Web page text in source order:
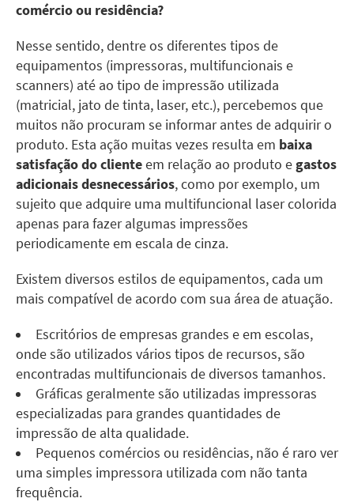
comércio ou residência?
Nesse sentido, dentre os diferentes tipos de
equipamentos (impressoras, multifuncionais e
scanners) até ao tipo de impressão utilizada
(matricial, jato de tinta, laser, etc.), percebemos que
muitos não procuram se informar antes de adquirir o
produto. Esta ação muitas vezes resulta em baixa
satisfação do clienteem relação ao produto e gastos
adicionais desnecessários, como por exemplo, um
sujeito que adquire uma multifuncional laser colorida
apenas para fazer algumas impressões
periodicamente em escala de cinza.
Existem diversos estilos de equipamentos, cada um
mais compatível de acordo com sua área de atuação.
Escritórios de empresas grandes e em escolas,
onde são utilizados vários tipos de recursos, são
encontradas multifuncionais de diversos tamanhos.
Gráficas geralmente são utilizadas impressoras
especializadas para grandes quantidades de
impressão de alta qualidade.
Pequenos comércios ou residências, não é raro ver
uma simples impressora utilizada com não tanta
frequência.